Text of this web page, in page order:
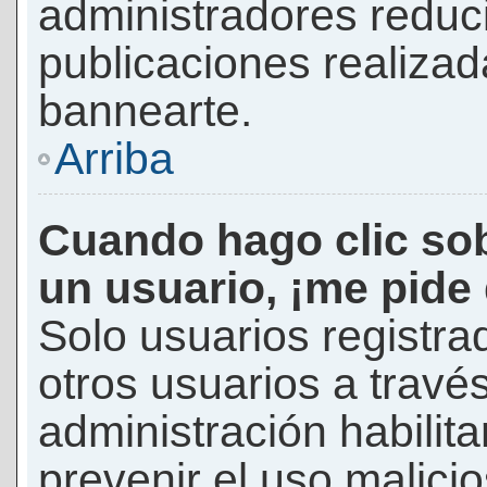
administradores
publicaciones
bannearte.
Arriba
Cuando hago clic
un usuario, ¡me
Solo usuarios
otros usuarios a
administración